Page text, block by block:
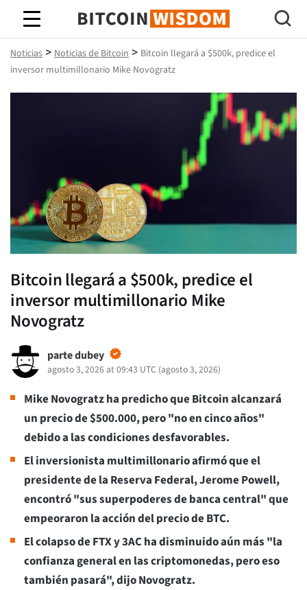
Sabiduría de Bitcoin
Noticias > Noticias de Bitcoin > Bitcoin llegará a $500k, predice el
inversor multimillonario Mike Novogratz
Bitcoin llegará a $500k, predice el
inversor multimillonario Mike
Novogratz
parte dubey
agosto 3, 2026 at 09:43 UTC (agosto 3, 2026)
Mike Novogratz ha predicho que Bitcoin alcanzará
un precio de $500.000, pero "no en cinco años"
debido a las condiciones desfavorables.
El inversionista multimillonario afirmó que el
presidente de la Reserva Federal, Jerome Powell,
encontró "sus superpoderes de banca central" que
empeoraron la acción del precio de BTC.
El colapso de FTX y 3AC ha disminuido aún más "la
confianza general en las criptomonedas, pero eso
también pasará", dijo Novogratz.